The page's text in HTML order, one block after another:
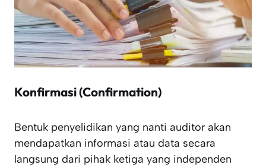
Konfirmasi (Confirmation)
Bentuk penyelidikan yang nanti auditor akan
mendapatkan informasi atau data secara
langsung dari pihak ketiga yang independen